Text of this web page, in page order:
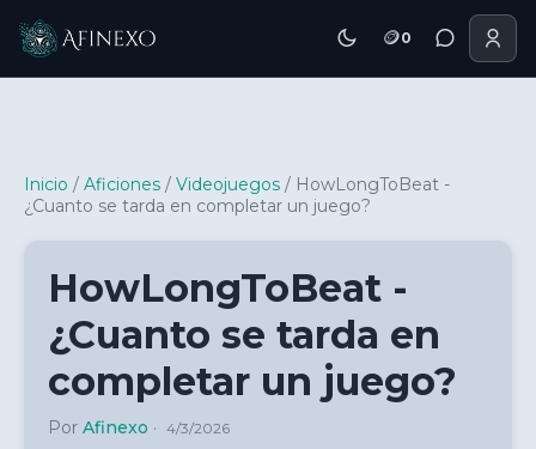
Inicio Afinexo 🪙0
Inicio / Aficiones / Videojuegos / HowLongToBeat -
¿Cuanto se tarda en completar un juego?
HowLongToBeat -
¿Cuanto se tarda en
completar un juego?
Por Afinexo · 4/3/2026